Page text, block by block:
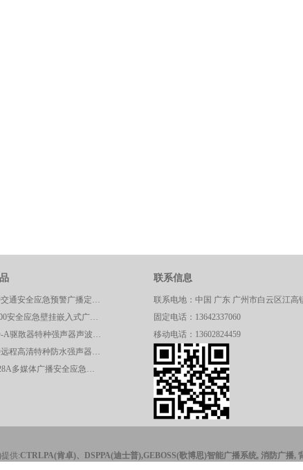
JG46HD交通安全应急预警广播定向高清强声器
CT/KB200安全应急壁挂嵌入式广播呼叫控制主机
JG47HD-A驱散器特种强声器声波定向驱散器应急预警系统
JG01HD远程高清特种防水强声器校园广播应急系统
CT/SR328A多媒体广播安全应急声波驱散系统控制主机
联系信息
联系电地：中国 广东 广州市白云区江高
固定电话：13642337060
移动电话：13602824459
供:CTRLPA(肯卓)、DSPPA(迪士普),GEBOSS(歌博思)智能广播系统, 消防广播,